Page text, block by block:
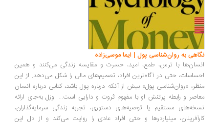
نگاهی به روان‌شناسی پول | ایما موسی‌زاده
انسان‌ها با ترس، طمع، امید، حسرت و مقایسه زندگی می‌کنند و همین
احساسات، حتی در آگاه‌ترین افراد، تصمیم‌های مالی را شکل می‌دهد. از این
منظر، «روان‌شناسی پول» بیش از آنکه درباره پول باشد، کتابی درباره انسان
معاصر و رابطه پرتنش او با مفهوم ثروت و دارایی است... اوزل به‌جای ارائه
نسخه‌های مستقیم یا توصیه‌های دستوری، تجربه زندگی سرمایه‌گذاران،
کارآفرینان، میلیاردرها و حتی افراد عادی را روایت می‌کند و از دل این